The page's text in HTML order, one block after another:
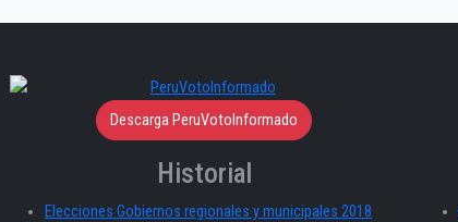
Descarga PeruVotoInformado
Historial
Elecciones Gobiernos regionales y municipales 2018